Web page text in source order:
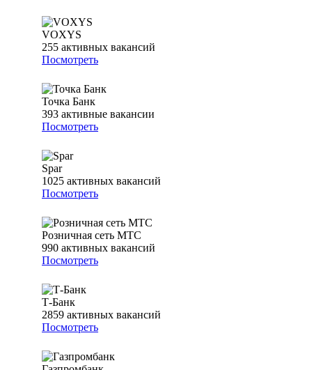
VOXYS
255 активных вакансий
Посмотреть
Точка Банк
393 активные вакансии
Посмотреть
Spar
1025 активных вакансий
Посмотреть
Розничная сеть МТС
990 активных вакансий
Посмотреть
Т-Банк
2859 активных вакансий
Посмотреть